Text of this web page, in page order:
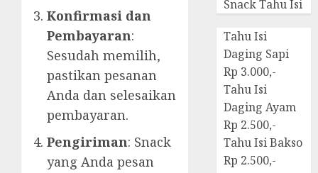
Konfirmasi dan
Pembayaran:
Sesudah memilih,
pastikan pesanan
Anda dan selesaikan
pembayaran.
Pengiriman: Snack
yang Anda pesan
Snack Tahu Isi
Tahu Isi
Daging Sapi
Rp 3.000,-
Tahu Isi
Daging Ayam
Rp 2.500,-
Tahu Isi Bakso
Rp 2.500,-